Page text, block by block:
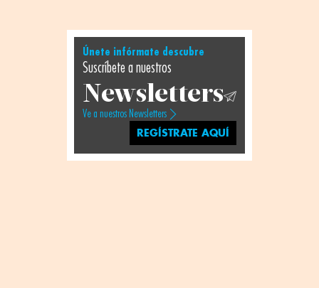
Únete infórmate descubre
Suscríbete a nuestros
Newsletters
Ve a nuestros Newsletters
REGÍSTRATE AQUÍ